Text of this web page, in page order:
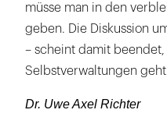
müsse man in den
geben. Die Diskussion
– scheint damit
Selbstverwaltungen
Dr. Uwe Axel Richter